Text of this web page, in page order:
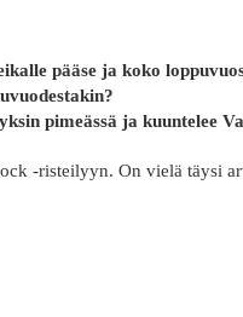
pääse ja koko
pimeässä ja kuuntelee
-risteilyyn. On vielä täysi